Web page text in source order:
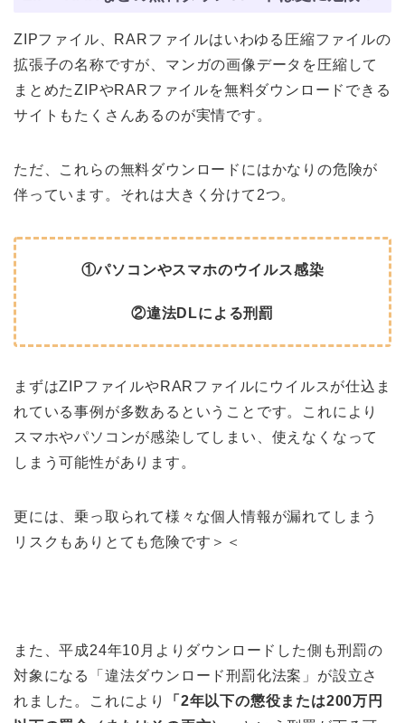
ZIPファイル、RARファイルはいわゆる圧縮ファイルの
拡張子の名称ですが、マンガの画像データを圧縮して
まとめたZIPやRARファイルを無料ダウンロードできる
サイトもたくさんあるのが実情です。
ただ、これらの無料ダウンロードにはかなりの危険が
伴っています。それは大きく分けて2つ。
①パソコンやスマホのウイルス感染
②違法DLによる刑罰
まずはZIPファイルやRARファイルにウイルスが仕込ま
れている事例が多数あるということです。これにより
スマホやパソコンが感染してしまい、使えなくなって
しまう可能性があります。
更には、乗っ取られて様々な個人情報が漏れてしまう
リスクもありとても危険です＞＜
また、平成24年10月よりダウンロードした側も刑罰の
対象になる「違法ダウンロード刑罰化法案」が設立さ
れました。これにより
「2年以下の懲役または200万円